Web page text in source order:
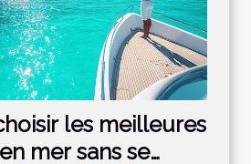
les meilleures
mer sans se